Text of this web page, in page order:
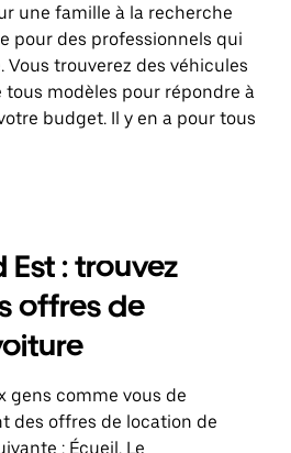
une famille à la recherche
pour des professionnels qui
trouverez des véhicules
modèles pour répondre à
budget. Il y en a pour tous
Est : trouvez
offres de
gens comme vous de
des offres de location de
: Écueil. Le